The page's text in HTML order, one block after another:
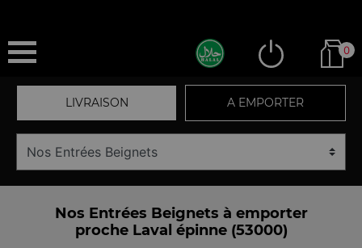
0
LIVRAISON A EMPORTER
Nos Entrées Beignets à emporter
proche Laval épinne (53000)